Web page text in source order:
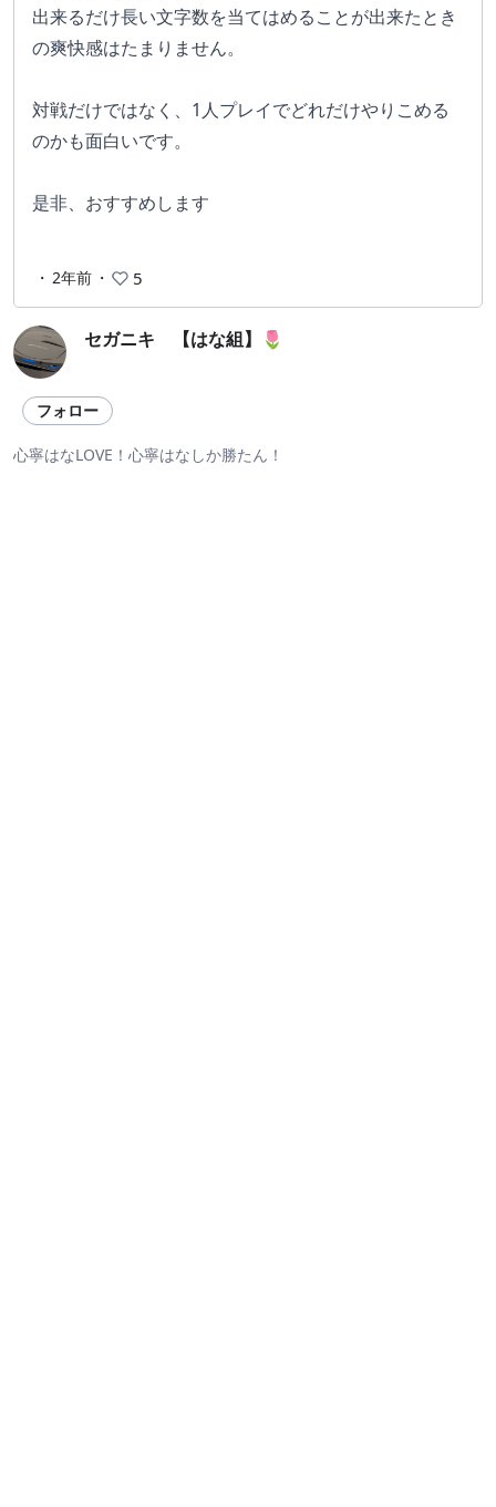
出来るだけ長い文字数を当てはめることが出来たとき
の爽快感はたまりません。
対戦だけではなく、1人プレイでどれだけやりこめる
のかも面白いです。
是非、おすすめします
・ 2年前 ・ 5
セガニキ 【はな組】🌷
フォロー
心寧はなLOVE！心寧はなしか勝たん！